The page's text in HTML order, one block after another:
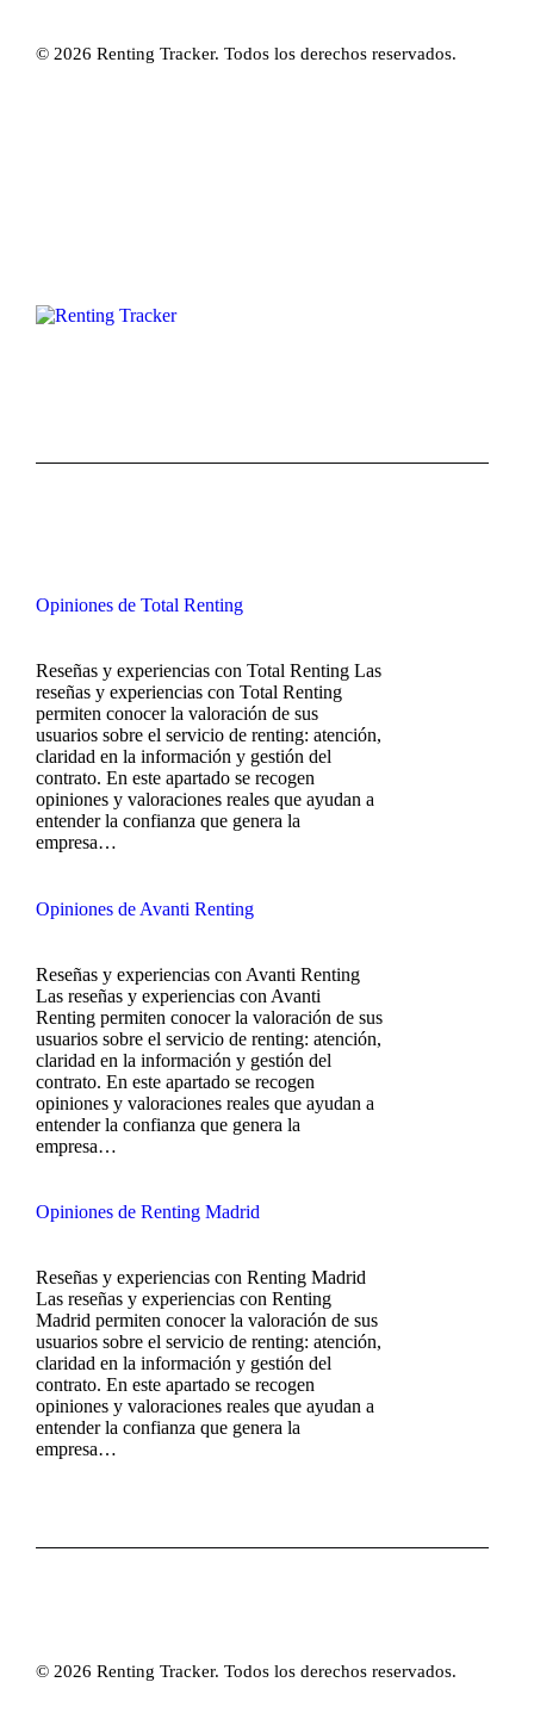
© 2026 Renting Tracker. Todos los derechos reservados.
Opiniones de Total Renting
Reseñas y experiencias con Total Renting Las
reseñas y experiencias con Total Renting
permiten conocer la valoración de sus
usuarios sobre el servicio de renting: atención,
claridad en la información y gestión del
contrato. En este apartado se recogen
opiniones y valoraciones reales que ayudan a
entender la confianza que genera la
empresa…
Opiniones de Avanti Renting
Reseñas y experiencias con Avanti Renting
Las reseñas y experiencias con Avanti
Renting permiten conocer la valoración de sus
usuarios sobre el servicio de renting: atención,
claridad en la información y gestión del
contrato. En este apartado se recogen
opiniones y valoraciones reales que ayudan a
entender la confianza que genera la
empresa…
Opiniones de Renting Madrid
Reseñas y experiencias con Renting Madrid
Las reseñas y experiencias con Renting
Madrid permiten conocer la valoración de sus
usuarios sobre el servicio de renting: atención,
claridad en la información y gestión del
contrato. En este apartado se recogen
opiniones y valoraciones reales que ayudan a
entender la confianza que genera la
empresa…
© 2026 Renting Tracker. Todos los derechos reservados.